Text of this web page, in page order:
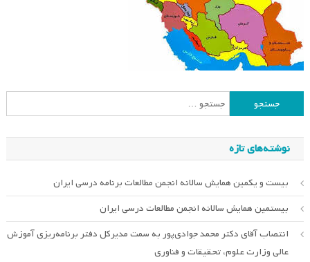
جستجو
برای:
نوشته‌های تازه
بیست و یکمین همایش سالانه انجمن مطالعات برنامه درسی ایران
بیستمین همایش سالانه انجمن مطالعات درسی ایران
انتصاب آقای دکتر محمد جوادی‌پور به سمت مدیرکل دفتر برنامه‌ریزی آموزش
عالی وزارت علوم، تحقیقات و فناوری